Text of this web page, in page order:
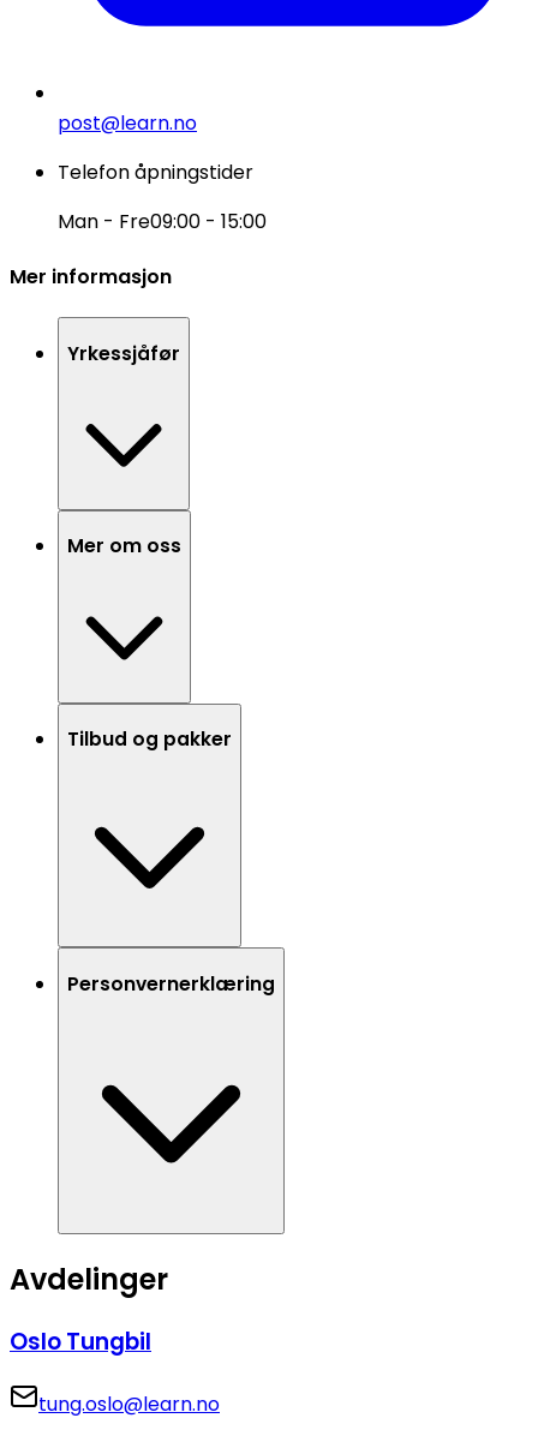
post@learn.no
Telefon åpningstider
Man - Fre09:00 - 15:00
Mer informasjon
Yrkessjåfør
Mer om oss
Tilbud og pakker
Personvernerklæring
Avdelinger
Oslo Tungbil
tung.oslo@learn.no